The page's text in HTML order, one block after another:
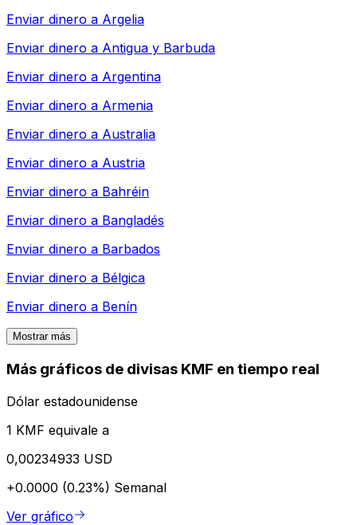
Enviar dinero a Argelia
Enviar dinero a Antigua y Barbuda
Enviar dinero a Argentina
Enviar dinero a Armenia
Enviar dinero a Australia
Enviar dinero a Austria
Enviar dinero a Bahréin
Enviar dinero a Bangladés
Enviar dinero a Barbados
Enviar dinero a Bélgica
Enviar dinero a Benín
Mostrar más
Más gráficos de divisas KMF en tiempo real
Dólar estadounidense
1 KMF equivale a
0,00234933 USD
+0.0000 (0.23%) Semanal
Ver gráfico